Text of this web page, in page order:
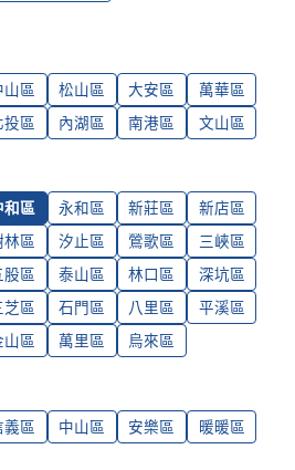
山區 松山區 大安區
萬華區
投區 內湖區 南港區 文山區
和區 永和區 新莊區
新店區
林區 汐止區 鶯歌區
三峽區
股區 泰山區 林口區
深坑區
芝區 石門區 八里區
平溪區
山區 萬里區 烏來區
義區 中山區 安樂區
暖暖區